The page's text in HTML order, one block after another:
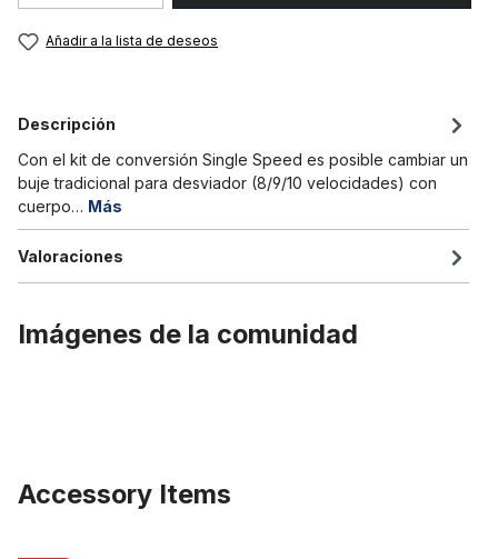
Añadir a la lista de deseos
Descripción
Con el kit de conversión Single Speed es posible cambiar un
buje tradicional para desviador (8/9/10 velocidades) con
cuerpo… Más
Valoraciones
Imágenes de la comunidad
Accessory Items